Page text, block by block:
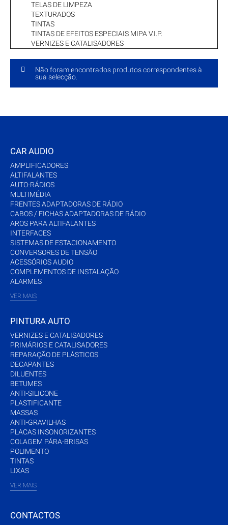
Não foram encontrados produtos correspondentes à
sua selecção.
TELAS DE LIMPEZA
TEXTURADOS
TINTAS
TINTAS DE EFEITOS ESPECIAIS MIPA V.I.P.
VERNIZES E CATALISADORES
CAR AUDIO
AMPLIFICADORES
ALTIFALANTES
AUTO-RÁDIOS
MULTIMÉDIA
FRENTES ADAPTADORAS DE RÁDIO
CABOS / FICHAS ADAPTADORAS DE RÁDIO
AROS PARA ALTIFALANTES
INTERFACES
SISTEMAS DE ESTACIONAMENTO
CONVERSORES DE TENSÃO
ACESSÓRIOS AUDIO
COMPLEMENTOS DE INSTALAÇÃO
ALARMES
VER MAIS
PINTURA AUTO
VERNIZES E CATALISADORES
PRIMÁRIOS E CATALISADORES
REPARAÇÃO DE PLÁSTICOS
DECAPANTES
DILUENTES
BETUMES
ANTI-SILICONE
PLASTIFICANTE
MASSAS
ANTI-GRAVILHAS
PLACAS INSONORIZANTES
COLAGEM PÁRA-BRISAS
POLIMENTO
TINTAS
LIXAS
VER MAIS
CONTACTOS